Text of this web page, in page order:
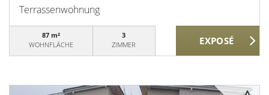
Terrassenwohnung
87 m²
WOHNFLÄCHE
3
ZIMMER